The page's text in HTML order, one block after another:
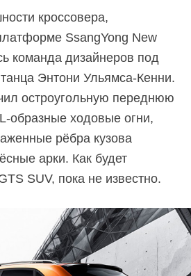
кроссовера,
SsangYong New
команда дизайнеров под
Энтони Ульямса-Кенни.
остроугольную переднюю
образные ходовые огни,
рёбра кузова
арки. Как будет
SUV, пока не известно.